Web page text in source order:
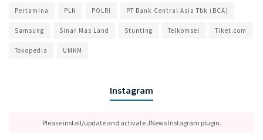
Pertamina PLN POLRI PT Bank Central Asia Tbk (BCA)
Samsung Sinar Mas Land Stunting Telkomsel Tiket.com
Tokopedia UMKM
Instagram
Please install/update and activate JNews Instagram plugin.